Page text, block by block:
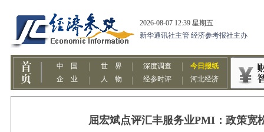
屈宏斌点评汇丰服务业PMI：政策宽